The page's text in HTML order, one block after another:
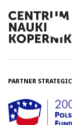
PARTNER